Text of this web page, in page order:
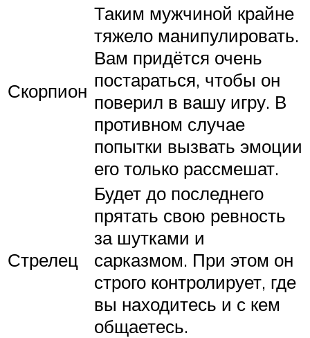
Скорпион
Таким мужчиной крайне
тяжело манипулировать.
Вам придётся очень
постараться, чтобы он
поверил в вашу игру. В
противном случае
попытки вызвать эмоции
его только рассмешат.
Стрелец
Будет до последнего
прятать свою ревность
за шутками и
сарказмом. При этом он
строго контролирует, где
вы находитесь и с кем
общаетесь.